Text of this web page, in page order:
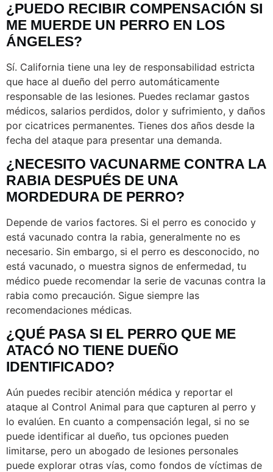
¿PUEDO RECIBIR COMPENSACIÓN SI
ME MUERDE UN PERRO EN LOS
ÁNGELES?
Sí. California tiene una ley de responsabilidad estricta
que hace al dueño del perro automáticamente
responsable de las lesiones. Puedes reclamar gastos
médicos, salarios perdidos, dolor y sufrimiento, y daños
por cicatrices permanentes. Tienes dos años desde la
fecha del ataque para presentar una demanda.
¿NECESITO VACUNARME CONTRA LA
RABIA DESPUÉS DE UNA
MORDEDURA DE PERRO?
Depende de varios factores. Si el perro es conocido y
está vacunado contra la rabia, generalmente no es
necesario. Sin embargo, si el perro es desconocido, no
está vacunado, o muestra signos de enfermedad, tu
médico puede recomendar la serie de vacunas contra la
rabia como precaución. Sigue siempre las
recomendaciones médicas.
¿QUÉ PASA SI EL PERRO QUE ME
ATACÓ NO TIENE DUEÑO
IDENTIFICADO?
Aún puedes recibir atención médica y reportar el
ataque al Control Animal para que capturen al perro y
lo evalúen. En cuanto a compensación legal, si no se
puede identificar al dueño, tus opciones pueden
limitarse, pero un abogado de lesiones personales
puede explorar otras vías, como fondos de víctimas de